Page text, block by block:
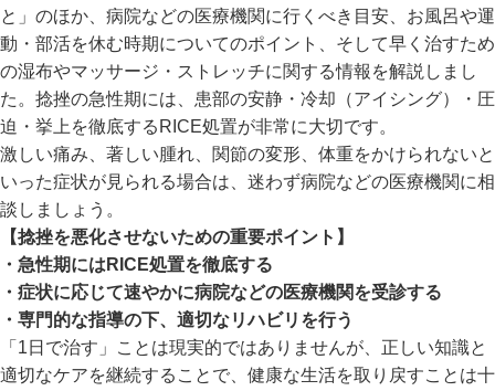
と」のほか、病院などの医療機関に行くべき目安、お風呂や運
動・部活を休む時期についてのポイント、そして早く治すため
の湿布やマッサージ・ストレッチに関する情報を解説しまし
た。捻挫の急性期には、患部の安静・冷却（アイシング）・圧
迫・挙上を徹底するRICE処置が非常に大切です。
激しい痛み、著しい腫れ、関節の変形、体重をかけられないと
いった症状が見られる場合は、迷わず病院などの医療機関に相
談しましょう。
【捻挫を悪化させないための重要ポイント】
・急性期にはRICE処置を徹底する
・症状に応じて速やかに病院などの医療機関を受診する
・専門的な指導の下、適切なリハビリを行う
「1日で治す」ことは現実的ではありませんが、正しい知識と
適切なケアを継続することで、健康な生活を取り戻すことは十